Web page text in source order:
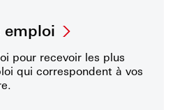
emploi
pour recevoir les plus
qui correspondent à vos